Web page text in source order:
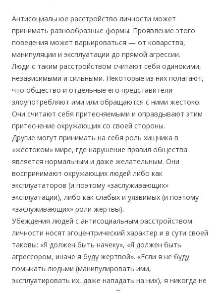
Антисоциальное расстройство личности может
принимать разнообразные формы. Проявление этого
поведения может варьироваться — от коварства,
манипуляции и эксплуатации до прямой агрессии.
Люди с таким расстройством считают себя одинокими,
независимыми и сильными. Некоторые из них полагают,
что общество и отдельные его представители
злоупотребляют ими или обращаются с ними жестоко.
Они считают себя притесняемыми и оправдывают этим
притеснение окружающих со своей стороны.
Другие могут принимать на себя роль хищника в
«жестоком» мире, где нарушение правил общества
является нормальным и даже желательным. Они
воспринимают окружающих людей либо как
эксплуататоров (и поэтому «заслуживающих»
эксплуатации), либо как слабых и уязвимых (и поэтому
«заслуживающих» роли жертвы).
Убеждения людей с антисоциальным расстройством
личности носят эгоцентрический характер и в сути своей
таковы: «Я должен быть начеку», «Я должен быть
агрессором, иначе я буду жертвой». «Если я не буду
помыкать людьми (манипулировать ими,
эксплуатировать их, даже нападать на них), я никогда не